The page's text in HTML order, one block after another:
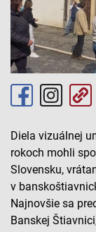
Diela vizuálnej
rokoch mohli
Slovensku,
v
Najnovšie sa
Banskej